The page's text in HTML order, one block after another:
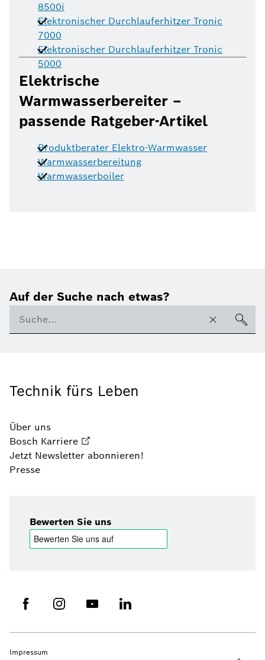
8500i
Elektronischer Durchlauferhitzer Tronic
7000
Elektronischer Durchlauferhitzer Tronic
5000
Elektrische
Warmwasserbereiter –
passende Ratgeber-Artikel
Produktberater Elektro-Warmwasser
Warmwasserbereitung
Warmwasserboiler
Auf der Suche nach etwas?
Technik fürs Leben
Über uns
Bosch Karriere
Jetzt Newsletter abonnieren!
Presse
Bewerten Sie uns
Impressum